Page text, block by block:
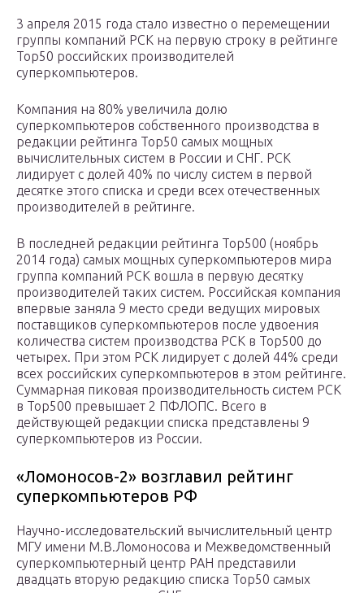
3 апреля 2015 года стало известно о перемещении
группы компаний РСК на первую строку в рейтинге
Top50 российских производителей
суперкомпьютеров.
Компания на 80% увеличила долю
суперкомпьютеров собственного производства в
редакции рейтинга Top50 самых мощных
вычислительных систем в России и СНГ. РСК
лидирует с долей 40% по числу систем в первой
десятке этого списка и среди всех отечественных
производителей в рейтинге.
В последней редакции рейтинга Top500 (ноябрь
2014 года) самых мощных суперкомпьютеров мира
группа компаний РСК вошла в первую десятку
производителей таких систем. Российская компания
впервые заняла 9 место среди ведущих мировых
поставщиков суперкомпьютеров после удвоения
количества систем производства РСК в Top500 до
четырех. При этом РСК лидирует с долей 44% среди
всех российских суперкомпьютеров в этом рейтинге.
Суммарная пиковая производительность систем РСК
в Top500 превышает 2 ПФЛОПС. Всего в
действующей редакции списка представлены 9
суперкомпьютеров из России.
«Ломоносов-2» возглавил рейтинг
суперкомпьютеров РФ
Научно-исследовательский вычислительный центр
МГУ имени М.В.Ломоносова и Межведомственный
суперкомпьютерный центр РАН представили
двадцать вторую редакцию списка Тор50 самых